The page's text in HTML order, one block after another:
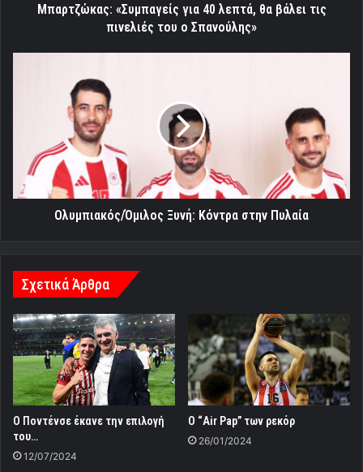
Μπαρτζώκας: «Συμπαγείς για 40 λεπτά, θα βάλει τις
πινελιές του ο Σπανούλης»
Ολυμπιακός/Όμιλος Ξυνή: Κόντρα στην Πυλαία
Σχετικά Άρθρα
Ο Ποντένσε έκανε την επιλογή
του…
12/07/2024
O “Αir Pap” των ρεκόρ
26/01/2024